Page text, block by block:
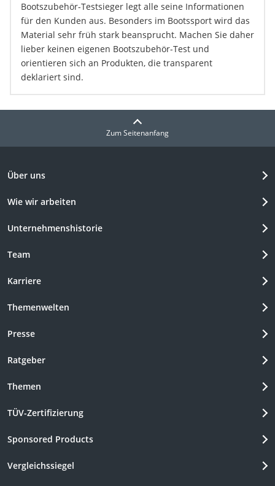
Bootszubehör-Testsieger legt alle seine Informationen
für den Kunden aus. Besonders im Bootssport wird das
Material sehr früh stark beansprucht. Machen Sie daher
lieber keinen eigenen Bootszubehör-Test und
orientieren sich an Produkten, die transparent
deklariert sind.
Zum Seitenanfang
Über uns
Wie wir arbeiten
Unternehmenshistorie
Team
Karriere
Themenwelten
Presse
Ratgeber
Themen
TÜV-Zertifizierung
Sponsored Products
Vergleichssiegel